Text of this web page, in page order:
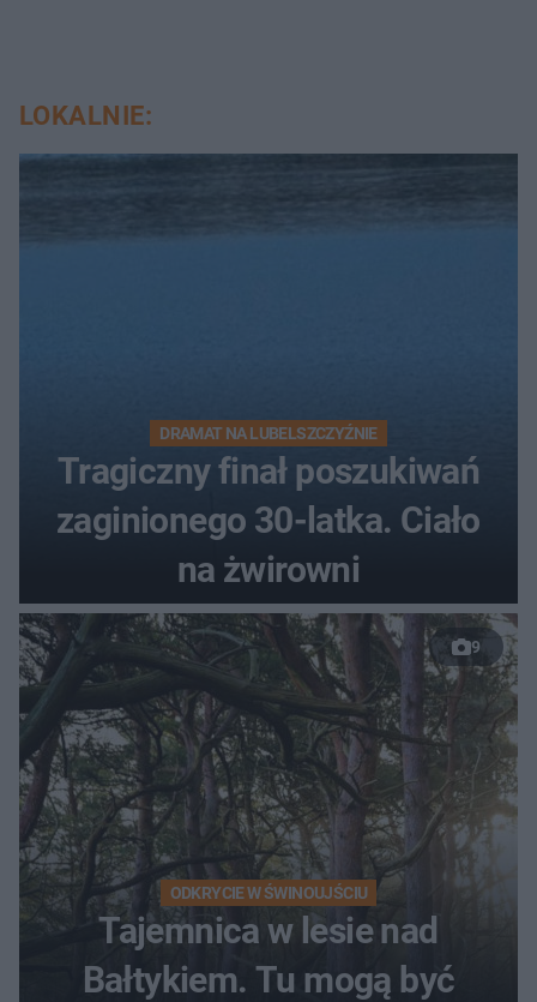
LOKALNIE:
DRAMAT NA LUBELSZCZYŹNIE
Tragiczny finał poszukiwań
zaginionego 30-latka. Ciało
na żwirowni
9
ODKRYCIE W ŚWINOUJŚCIU
Tajemnica w lesie nad
Bałtykiem. Tu mogą być